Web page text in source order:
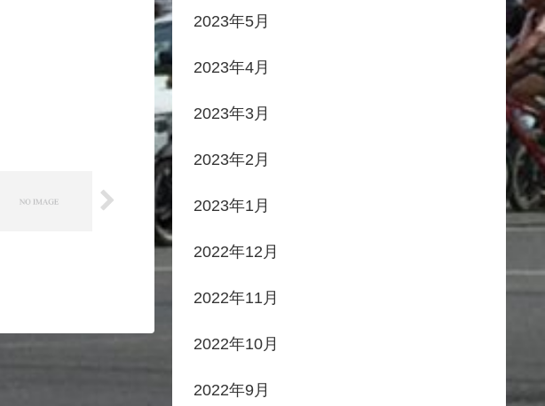
2023年5月
2023年4月
2023年3月
2023年2月
2023年1月
2022年12月
2022年11月
2022年10月
2022年9月